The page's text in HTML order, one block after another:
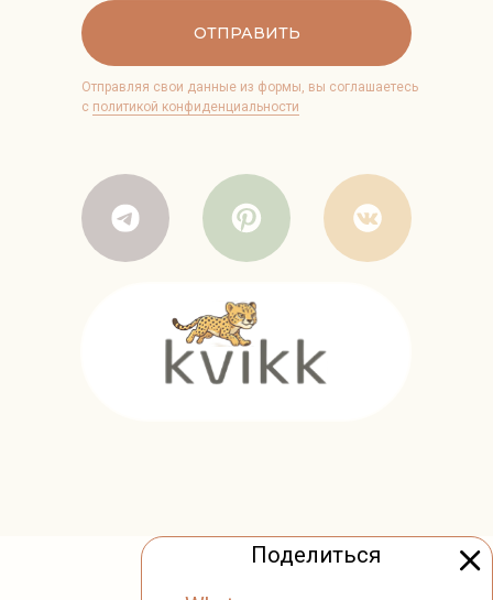
ОТПРАВИТЬ
Отправляя свои данные из формы, вы соглашаетесь
с политикой конфиденциальности
Поделиться